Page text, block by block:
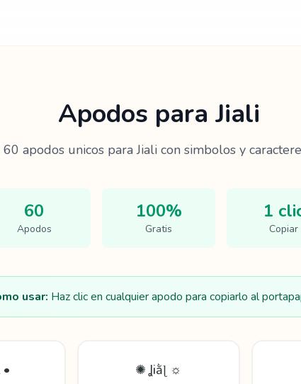
Apodos para Jiali
60 apodos unicos paraJiali con simbolos y
60
Apodos
100%
Gratis
1
Copiar
usar: Haz clic en cualquier apodo para copiarlo al
✺ Ʝiằɭ ☼